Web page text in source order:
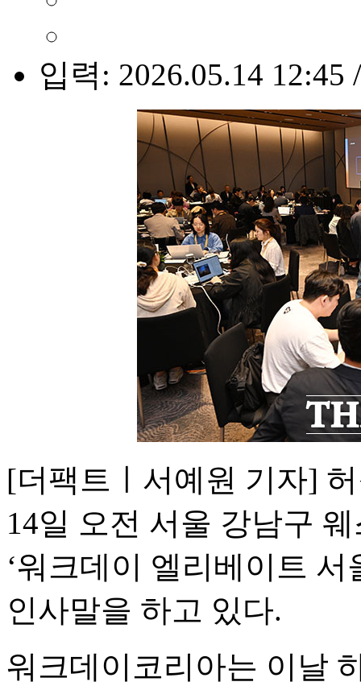
입력: 2026.05.14 12:45
[더팩트ㅣ서예원 기자]
14일 오전 서울 강남구
‘워크데이 엘리베이트
인사말을 하고 있다.
워크데이코리아는 이날